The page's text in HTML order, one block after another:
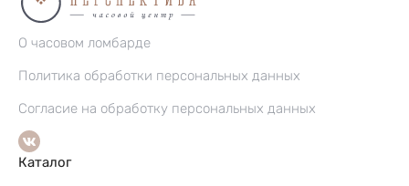
О часовом ломбарде
Политика обработки персональных данных
Согласие на обработку персональных данных
Каталог